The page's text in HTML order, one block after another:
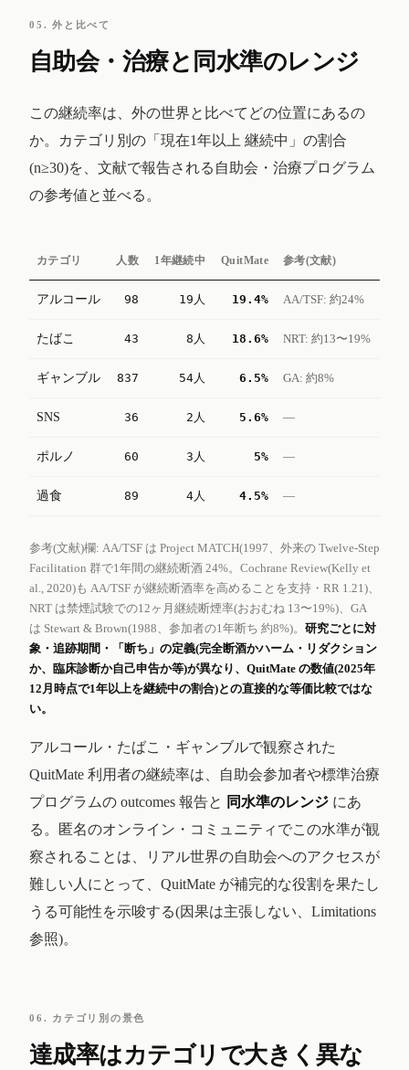
05. 外と比べて
自助会・治療と同水準のレンジ
この継続率は、外の世界と比べてどの位置にあるの
か。カテゴリ別の「現在1年以上 継続中」の割合
(n≥30)を、文献で報告される自助会・治療プログラム
の参考値と並べる。
カテゴリ 人数 1年継続中 QuitMate 参考(文献)
アルコール 98 19人 19.4% AA/TSF: 約24%
たばこ 43 8人 18.6% NRT: 約13〜19%
ギャンブル 837 54人 6.5% GA: 約8%
SNS 36 2人 5.6% —
ポルノ 60 3人 5% —
過食 89 4人 4.5% —
参考(文献)欄: AA/TSF は Project MATCH(1997、外来の Twelve-Step
Facilitation 群で1年間の継続断酒 24%。Cochrane Review(Kelly et
al., 2020)も AA/TSF が継続断酒率を高めることを支持・RR 1.21)、
NRT は禁煙試験での12ヶ月継続断煙率(おおむね 13〜19%)、GA
は Stewart & Brown(1988、参加者の1年断ち 約8%)。 研究ごとに対
象・追跡期間・「断ち」の定義(完全断酒かハーム・リダクション
か、臨床診断か自己申告か等)が異なり、QuitMate の数値(2025年
12月時点で1年以上を継続中の割合)との直接的な等価比較ではな
い。
アルコール・たばこ・ギャンブルで観察された
QuitMate 利用者の継続率は、自助会参加者や標準治療
プログラムの outcomes 報告と 同水準のレンジ にあ
る。匿名のオンライン・コミュニティでこの水準が観
察されることは、リアル世界の自助会へのアクセスが
難しい人にとって、QuitMate が補完的な役割を果たし
うる可能性を示唆する(因果は主張しない、Limitations
参照)。
06. カテゴリ別の景色
達成率はカテゴリで大きく異な